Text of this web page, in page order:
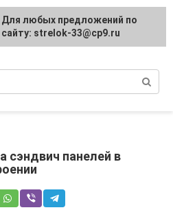
работы и
сэндвич панелей в
Для любых предложений по
сайту: strelok-33@cp9.ru
Для любых предложений по
сайту: strelok-33@cp9.ru